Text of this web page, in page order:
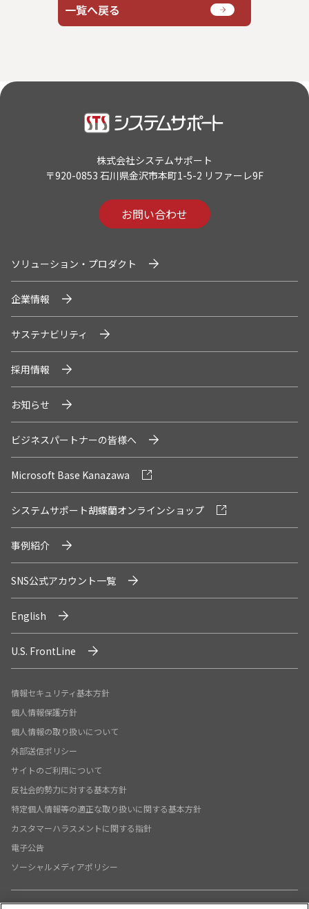
一覧へ戻る
株式会社システムサポート
〒920-0853 石川県金沢市本町1-5-2 リファーレ9F
お問い合わせ
ソリューション・プロダクト
企業情報
サステナビリティ
採用情報
お知らせ
ビジネスパートナーの皆様へ
Microsoft Base Kanazawa
システムサポート胡蝶蘭オンラインショップ
事例紹介
SNS公式アカウント一覧
English
U.S. FrontLine
情報セキュリティ基本方針
個人情報保護方針
個人情報の取り扱いについて
外部送信ポリシー
サイトのご利用について
反社会的勢力に対する基本方針
特定個人情報等の適正な取り扱いに関する基本方針
カスタマーハラスメントに関する指針
電子公告
ソーシャルメディアポリシー